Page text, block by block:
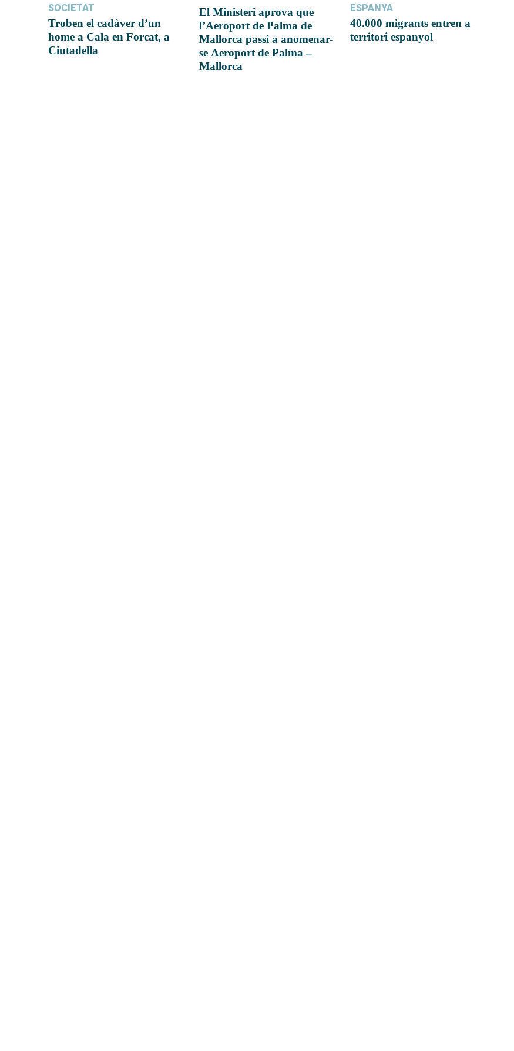
SOCIETAT
Troben el cadàver d’un
home a Cala en Forcat, a
Ciutadella
El Ministeri aprova que
l’Aeroport de Palma de
Mallorca passi a anomenar-
se Aeroport de Palma –
Mallorca
ESPANYA
40.000 migrants entren a
territori espanyol